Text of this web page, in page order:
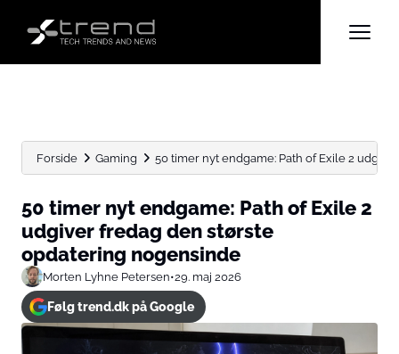
Forside Gaming 50 timer nyt endgame: Path of Exile 2 udgiver
50 timer nyt endgame: Path of Exile 2
udgiver fredag den største
opdatering nogensinde
Morten Lyhne Petersen•29. maj 2026
Følg trend.dk på Google